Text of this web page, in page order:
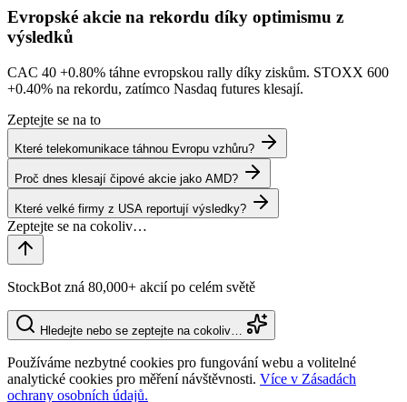
Evropské akcie na rekordu díky optimismu z
výsledků
CAC 40 +0.80% táhne evropskou rally díky ziskům. STOXX 600
+0.40% na rekordu, zatímco Nasdaq futures klesají.
Zeptejte se na to
Které telekomunikace táhnou Evropu vzhůru?
Proč dnes klesají čipové akcie jako AMD?
Které velké firmy z USA reportují výsledky?
StockBot zná 80,000+ akcií po celém světě
Hledejte nebo se zeptejte na cokoliv…
Používáme nezbytné cookies pro fungování webu a volitelné
analytické cookies pro měření návštěvnosti. Více v Zásadách
ochrany osobních údajů.